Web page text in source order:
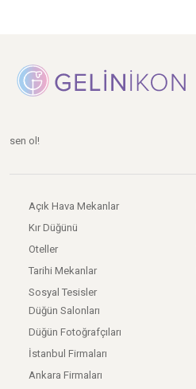
sen ol!
Açık Hava Mekanlar
Kır Düğünü
Oteller
Tarihi Mekanlar
Sosyal Tesisler
Düğün Salonları
Düğün Fotoğrafçıları
İstanbul Firmaları
Ankara Firmaları